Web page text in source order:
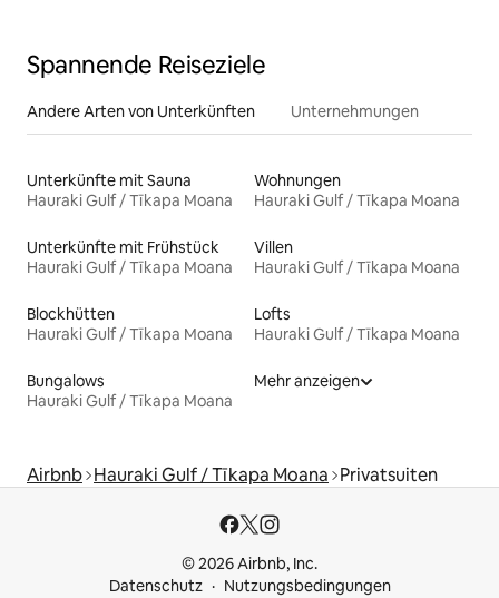
Spannende Reiseziele
Andere Arten von Unterkünften Unternehmungen
Unterkünfte mit Sauna
Hauraki Gulf / Tīkapa Moana
Wohnungen
Hauraki Gulf / Tīkapa Moana
Unterkünfte mit Frühstück
Hauraki Gulf / Tīkapa Moana
Villen
Hauraki Gulf / Tīkapa Moana
Blockhütten
Hauraki Gulf / Tīkapa Moana
Lofts
Hauraki Gulf / Tīkapa Moana
Bungalows
Hauraki Gulf / Tīkapa Moana
Mehr anzeigen
Airbnb Hauraki Gulf / Tīkapa Moana Privatsuiten
© 2026 Airbnb, Inc.
Datenschutz
Nutzungsbedingungen